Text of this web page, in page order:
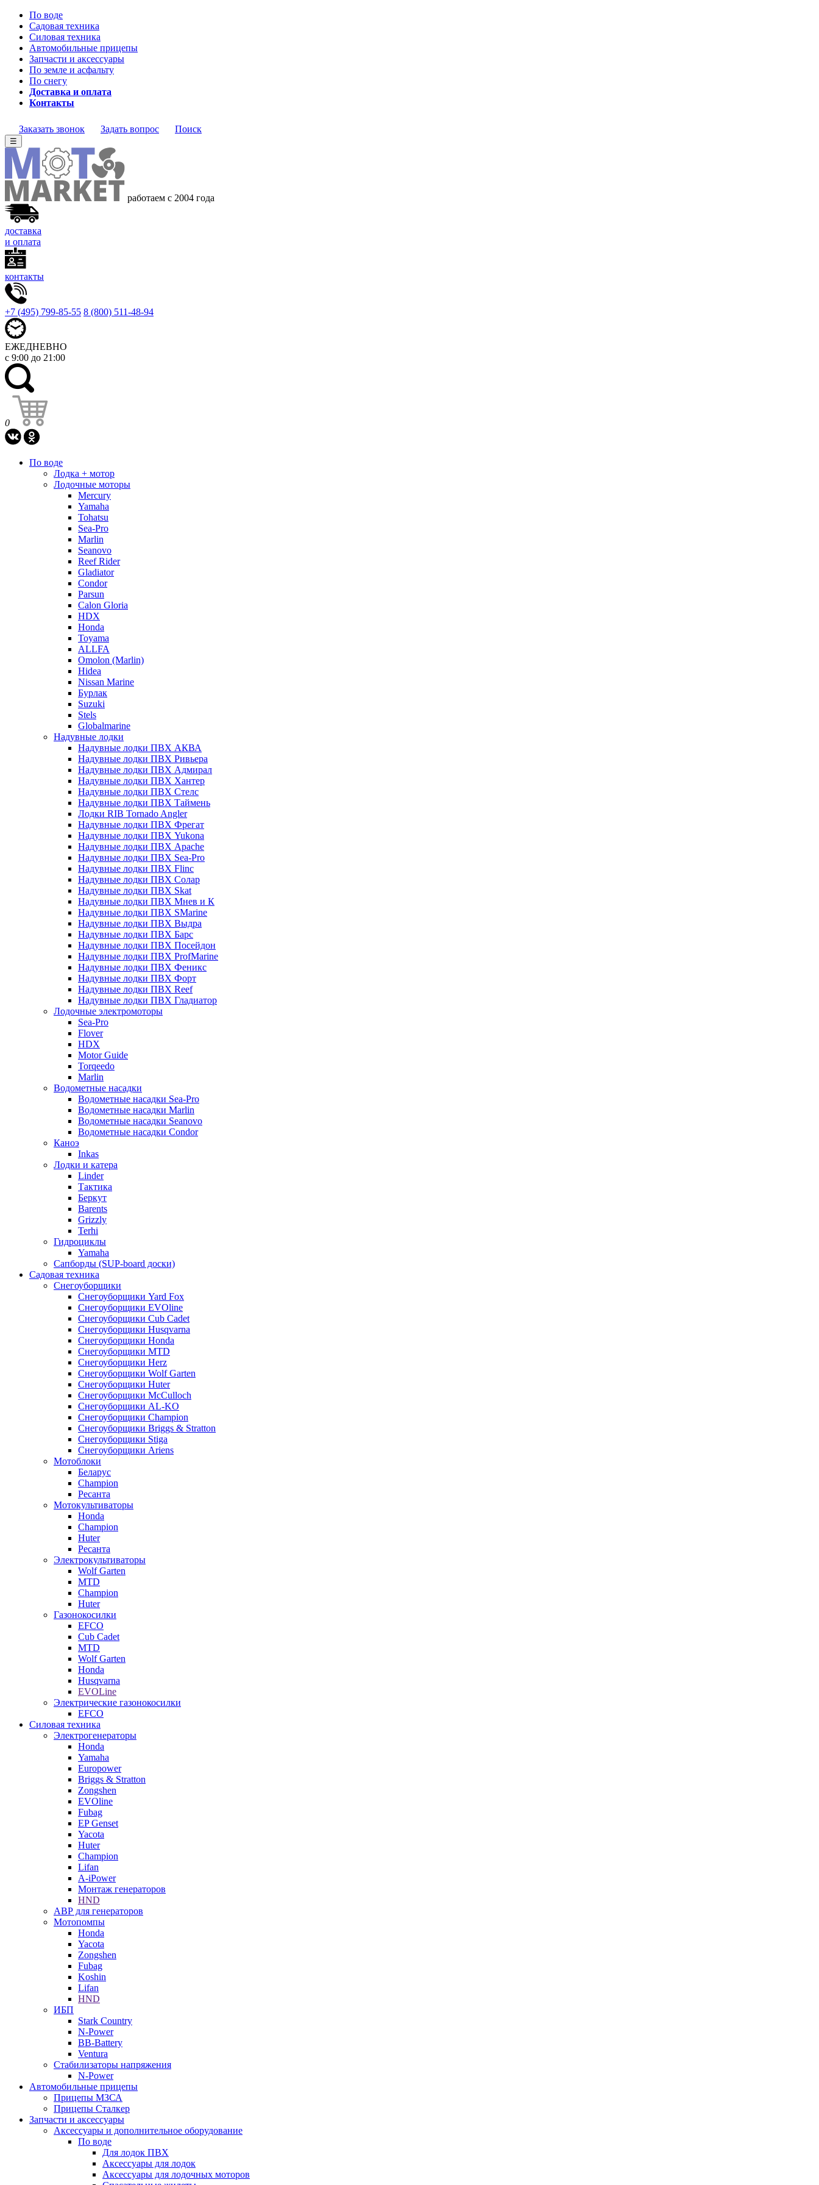
По воде
Садовая техника
Силовая техника
Автомобильные прицепы
Запчасти и аксессуары
По земле и асфальту
По снегу
Доставка и оплата
Контакты
Заказать звонок Задать вопрос Поиск
☰
работаем с 2004 года
доставка
и оплата
контакты
+7 (495) 799-85-55 8 (800) 511-48-94
ЕЖЕДНЕВНО
с 9:00 до 21:00
0
По воде
Лодка + мотор
Лодочные моторы
Mercury
Yamaha
Tohatsu
Sea-Pro
Marlin
Seanovo
Reef Rider
Gladiator
Condor
Parsun
Calon Gloria
HDX
Honda
Toyama
ALLFA
Omolon (Marlin)
Hidea
Nissan Marine
Бурлак
Suzuki
Stels
Globalmarine
Надувные лодки
Надувные лодки ПВХ АКВА
Надувные лодки ПВХ Ривьера
Надувные лодки ПВХ Адмирал
Надувные лодки ПВХ Хантер
Надувные лодки ПВХ Стелс
Надувные лодки ПВХ Таймень
Лодки RIB Tornado Angler
Надувные лодки ПВХ Фрегат
Надувные лодки ПВХ Yukona
Надувные лодки ПВХ Apache
Надувные лодки ПВХ Sea-Pro
Надувные лодки ПВХ Flinc
Надувные лодки ПВХ Солар
Надувные лодки ПВХ Skat
Надувные лодки ПВХ Мнев и К
Надувные лодки ПВХ SMarine
Надувные лодки ПВХ Выдра
Надувные лодки ПВХ Барс
Надувные лодки ПВХ Посейдон
Надувные лодки ПВХ ProfMarine
Надувные лодки ПВХ Феникс
Надувные лодки ПВХ Форт
Надувные лодки ПВХ Reef
Надувные лодки ПВХ Гладиатор
Лодочные электромоторы
Sea-Pro
Flover
HDX
Motor Guide
Torqeedo
Marlin
Водометные насадки
Водометные насадки Sea-Pro
Водометные насадки Marlin
Водометные насадки Seanovo
Водометные насадки Condor
Каноэ
Inkas
Лодки и катера
Linder
Тактика
Беркут
Barents
Grizzly
Terhi
Гидроциклы
Yamaha
Сапборды (SUP-board доски)
Садовая техника
Снегоуборщики
Снегоуборщики Yard Fox
Снегоуборщики EVOline
Снегоуборщики Cub Cadet
Снегоуборщики Husqvarna
Снегоуборщики Honda
Снегоуборщики MTD
Снегоуборщики Herz
Снегоуборщики Wolf Garten
Снегоуборщики Huter
Снегоуборщики McCulloch
Снегоуборщики AL-KO
Снегоуборщики Champion
Снегоуборщики Briggs & Stratton
Снегоуборщики Stiga
Снегоуборщики Ariens
Мотоблоки
Беларус
Champion
Ресанта
Мотокультиваторы
Honda
Champion
Huter
Ресанта
Электрокультиваторы
Wolf Garten
MTD
Champion
Huter
Газонокосилки
EFCO
Cub Cadet
MTD
Wolf Garten
Honda
Husqvarna
EVOLine
Электрические газонокосилки
EFCO
Силовая техника
Электрогенераторы
Honda
Yamaha
Europower
Briggs & Stratton
Zongshen
EVOline
Fubag
EP Genset
Yacota
Huter
Champion
Lifan
A-iPower
Монтаж генераторов
HND
АВР для генераторов
Мотопомпы
Honda
Yacota
Zongshen
Fubag
Koshin
Lifan
HND
ИБП
Stark Country
N-Power
BB-Battery
Ventura
Стабилизаторы напряжения
N-Power
Автомобильные прицепы
Прицепы МЗСА
Прицепы Сталкер
Запчасти и аксессуары
Аксессуары и дополнительное оборудование
По воде
Для лодок ПВХ
Аксессуары для лодок
Аксессуары для лодочных моторов